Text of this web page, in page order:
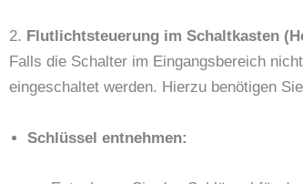
2. Flutlichtsteuerung im Schaltkasten
Falls die Schalter im Eingangsbereich
eingeschaltet werden. Hierzu benötigen
Schlüssel entnehmen: